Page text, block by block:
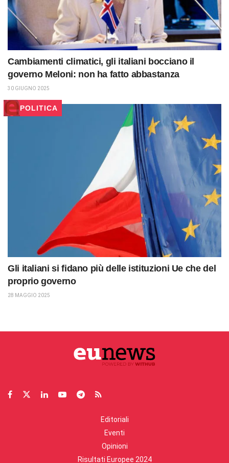
Cambiamenti climatici, gli italiani bocciano il
governo Meloni: non ha fatto abbastanza
30 GIUGNO 2025
POLITICA
Gli italiani si fidano più delle istituzioni Ue che del
proprio governo
28 MAGGIO 2025
Editoriali
Eventi
Opinioni
Risultati Europee 2024